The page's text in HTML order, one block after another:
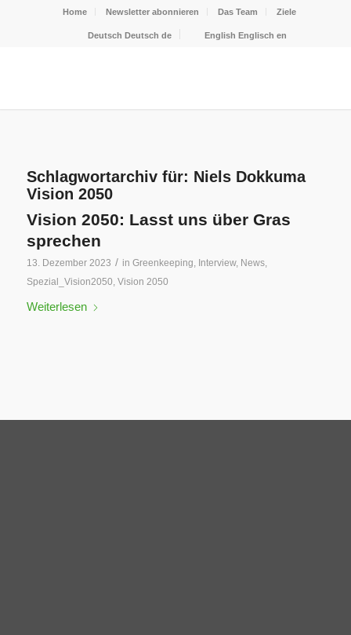
Home Newsletter abonnieren Das Team Ziele
Deutsch Deutsch de English Englisch en
Schlagwortarchiv für: Niels Dokkuma
Vision 2050
Vision 2050: Lasst uns über Gras
sprechen
13. Dezember 2023 / in Greenkeeping, Interview, News,
Spezial_Vision2050, Vision 2050
Weiterlesen